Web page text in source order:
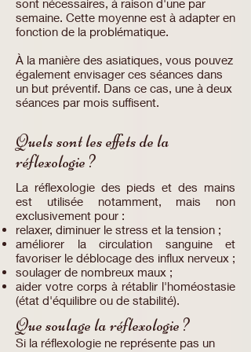
sont nécessaires, à raison d'une par
semaine. Cette moyenne est à adapter en
fonction de la problématique.
À la manière des asiatiques, vous pouvez
également envisager ces séances dans
un but préventif. Dans ce cas, une à deux
séances par mois suffisent.
Quels sont les effets de la
réflexologie ?
La réflexologie des pieds et des mains
est utilisée notamment, mais non
exclusivement pour :
relaxer, diminuer le stress et la tension ;
améliorer la circulation sanguine et
favoriser le déblocage des influx nerveux ;
soulager de nombreux maux ;
aider votre corps à rétablir l'homéostasie
(état d'équilibre ou de stabilité).
Que soulage la réflexologie ?
Si la réflexologie ne représente pas un